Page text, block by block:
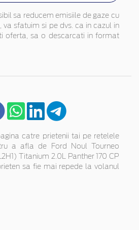
sa reducem emisiile de gaze cu
va sfatuim si pe dvs. ca in cazul in
oferta, sa o descarcati in format
catre prietenii tai pe retelele
a afla de Ford Noul Tourneo
Titanium 2.0L Panther 170 CP
sa fie mai repede la volanul